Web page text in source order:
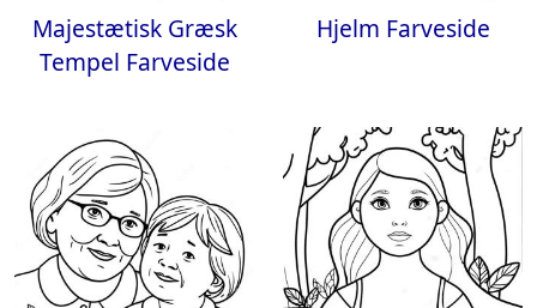
Majestætisk Græsk
Tempel Farveside
Hjelm Farveside